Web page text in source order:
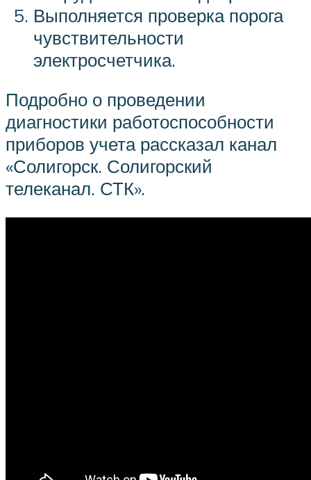
Выполняется проверка порога
чувствительности
электросчетчика.
Подробно о проведении
диагностики работоспособности
приборов учета рассказал канал
«Солигорск. Солигорский
телеканал. СТК».